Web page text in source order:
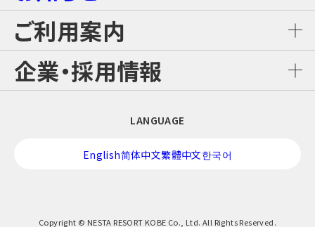
スカイジャングル スリルコース
スカイジャングル ファンコース
スカイジャングル ジップライン
おすすめチケット
ロイヤルスイートヴィラ
カジュアルコテージ
ご利用料金
GLAMP LUNCH
日本料理 さざんか
酒バー はりま
雨の日プラン
修学旅行プラン！
ご利用案内
チケット購入・料金案内
企業・採用情報
Copyright © NESTA RESORT KOBE Co., Ltd. All Rights Reserved.
LANGUAGE
English简体中文繁體中文한국어